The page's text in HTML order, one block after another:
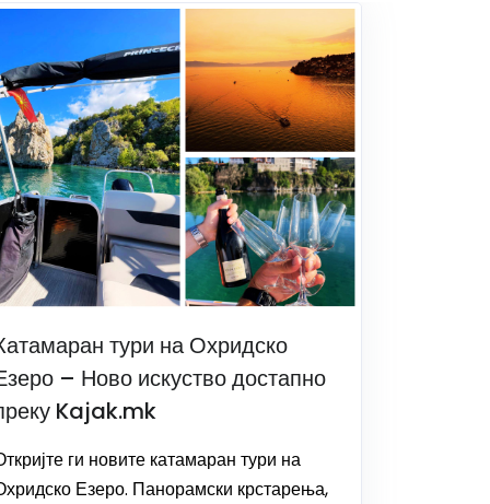
тури на Охридско
– Ново искуство достапно
Kajak.mk
ги новите катамаран тури на
Езеро. Панорамски крстарења,